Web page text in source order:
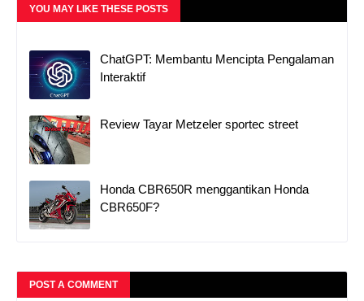
YOU MAY LIKE THESE POSTS
ChatGPT: Membantu Mencipta Pengalaman
Interaktif
Review Tayar Metzeler sportec street
Honda CBR650R menggantikan Honda
CBR650F?
POST A COMMENT